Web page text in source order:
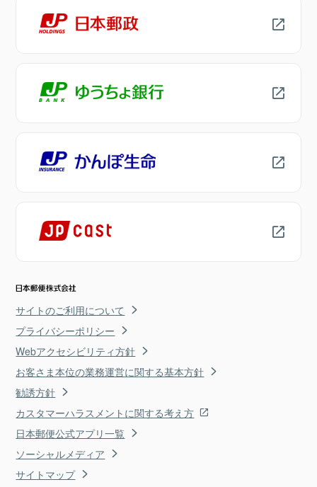
サイトのご利用について
プライバシーポリシー
Webアクセシビリティ方針
お客さま本位の業務運営に関する基本方針
勧誘方針
カスタマーハラスメントに関する考え方
日本郵便公式アプリ一覧
ソーシャルメディア
サイトマップ